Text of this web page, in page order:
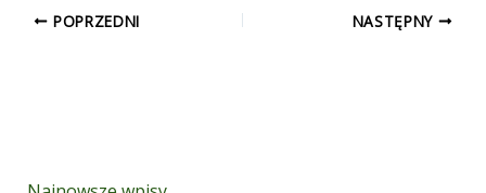
POPRZEDNI NASTĘPNY